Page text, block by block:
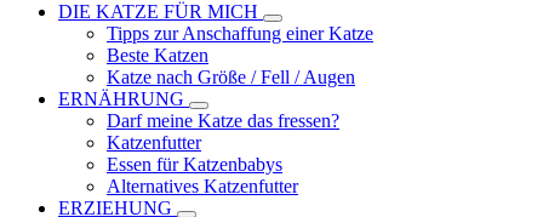
DIE KATZE FÜR MICH
Tipps zur Anschaffung einer Katze
Beste Katzen
Katze nach Größe / Fell / Augen
ERNÄHRUNG
Darf meine Katze das fressen?
Katzenfutter
Essen für Katzenbabys
Alternatives Katzenfutter
ERZIEHUNG